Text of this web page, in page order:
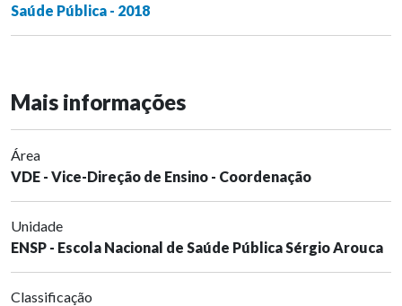
Saúde Pública - 2018
Mais informações
Área
VDE - Vice-Direção de Ensino - Coordenação
Unidade
ENSP - Escola Nacional de Saúde Pública Sérgio Arouca
Classificação